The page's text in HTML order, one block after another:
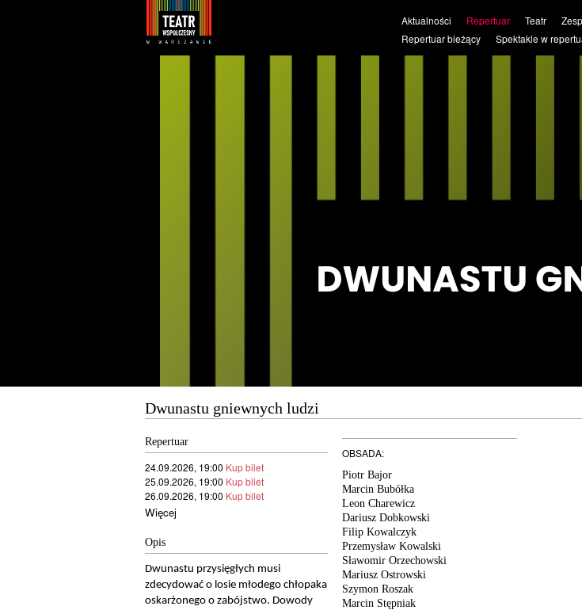
Aktualności
Repertuar
Repertuar bieżący
Spektakle w
Teatr
Dwunastu gniewnych ludzi
Repertuar
24.09.2026, 19:00 Kup bilet
25.09.2026, 19:00 Kup bilet
26.09.2026, 19:00 Kup bilet
Więcej
Opis
Dwunastu przysięgłych musi
zdecydować o losie młodego chłopaka
oskarżonego o zabójstwo. Dowody
OBSADA:
Piotr Bajor
Marcin Bubółka
Leon Charewicz
Dariusz Dobkowski
Filip Kowalczyk
Przemysław Kowalski
Sławomir Orzechowski
Mariusz Ostrowski
Szymon Roszak
Marcin Stępniak